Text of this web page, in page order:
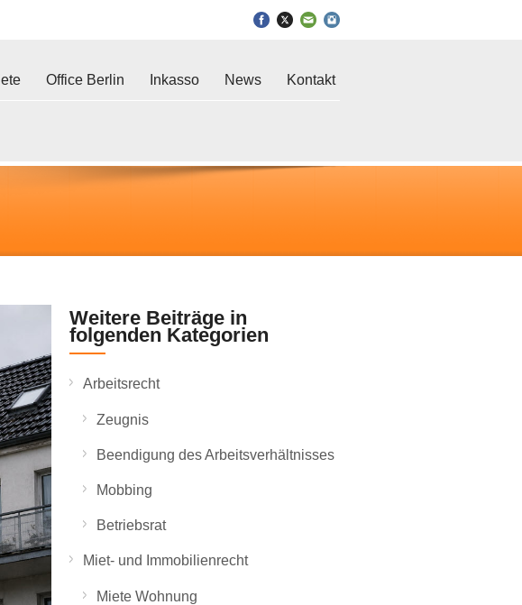
Office Berlin Inkasso News Kontakt
Weitere Beiträge in
folgenden Kategorien
Arbeitsrecht
Zeugnis
Beendigung des Arbeitsverhältnisses
Mobbing
Betriebsrat
Miet- und Immobilienrecht
Miete Wohnung